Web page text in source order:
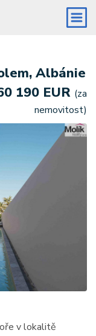
Albánie
190 EUR (za
nemovitost)
v lokalitě